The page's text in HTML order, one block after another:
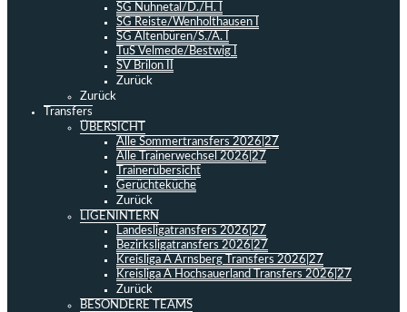
SG Nuhnetal/D./H. I
SG Reiste/Wenholthausen I
SG Altenbüren/S./A. I
TuS Velmede/Bestwig I
SV Brilon II
Zurück
Zurück
Transfers
ÜBERSICHT
Alle Sommertransfers 2026|27
Alle Trainerwechsel 2026|27
Trainerübersicht
Gerüchteküche
Zurück
LIGENINTERN
Landesligatransfers 2026|27
Bezirksligatransfers 2026|27
Kreisliga A Arnsberg Transfers 2026|27
Kreisliga A Hochsauerland Transfers 2026|27
Zurück
BESONDERE TEAMS